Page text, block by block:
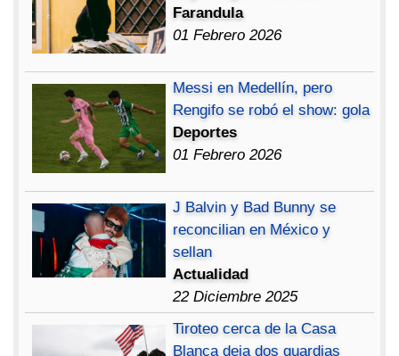
Farandula
01 Febrero 2026
Messi en Medellín, pero
Rengifo se robó el show: gola
Deportes
01 Febrero 2026
J Balvin y Bad Bunny se
reconcilian en México y
sellan
Actualidad
22 Diciembre 2025
Tiroteo cerca de la Casa
Blanca deja dos guardias